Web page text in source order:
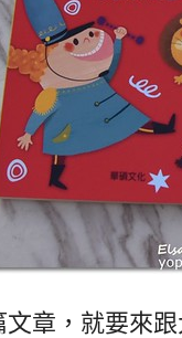
文章，就要來